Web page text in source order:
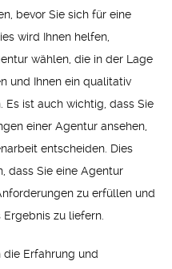
bevor Sie sich für eine
wird Ihnen helfen,
wählen, die in der Lage
und Ihnen ein qualitativ
Es ist auch wichtig, dass Sie
einer Agentur ansehen,
entscheiden. Dies
dass Sie eine Agentur
zu erfüllen und
zu liefern.
die Erfahrung und